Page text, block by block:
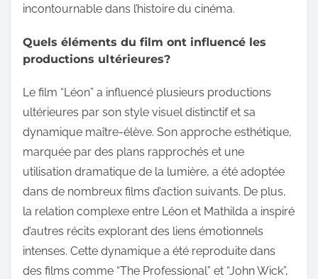
incontournable dans l’histoire du cinéma.
Quels éléments du film ont influencé les
productions ultérieures?
Le film “Léon” a influencé plusieurs productions
ultérieures par son style visuel distinctif et sa
dynamique maître-élève. Son approche esthétique,
marquée par des plans rapprochés et une
utilisation dramatique de la lumière, a été adoptée
dans de nombreux films d’action suivants. De plus,
la relation complexe entre Léon et Mathilda a inspiré
d’autres récits explorant des liens émotionnels
intenses. Cette dynamique a été reproduite dans
des films comme “The Professional” et “John Wick”,